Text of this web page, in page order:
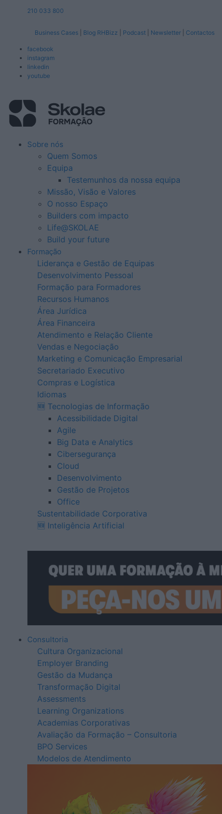
210 033 800
Business Cases Blog RHBizz Podcast Newsletter Contactos
facebook
instagram
linkedin
youtube
Sobre nós
Quem Somos
Equipa
Testemunhos da nossa equipa
Missão, Visão e Valores
O nosso Espaço
Builders com impacto
Life@SKOLAE
Build your future
Formação
Liderança e Gestão de Equipas
Desenvolvimento Pessoal
Formação para Formadores
Recursos Humanos
Área Jurídica
Área Financeira
Atendimento e Relação Cliente
Vendas e Negociação
Marketing e Comunicação Empresarial
Secretariado Executivo
Compras e Logística
Idiomas
🆕 Tecnologias de Informação
Acessibilidade Digital
Agile
Big Data e Analytics
Cibersegurança
Cloud
Desenvolvimento
Gestão de Projetos
Office
Sustentabilidade Corporativa
🆕 Inteligência Artificial
Consultoria
Cultura Organizacional
Employer Branding
Gestão da Mudança
Transformação Digital
Assessments
Learning Organizations
Academias Corporativas
Avaliação da Formação – Consultoria
BPO Services
Modelos de Atendimento